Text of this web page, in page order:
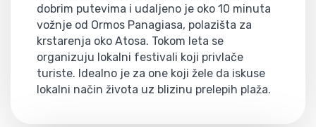
dobrim putevima i udaljeno je oko 10 minuta
vožnje od Ormos Panagiasa, polazišta za
krstarenja oko Atosa. Tokom leta se
organizuju lokalni festivali koji privlače
turiste. Idealno je za one koji žele da iskuse
lokalni način života uz blizinu prelepih plaža.